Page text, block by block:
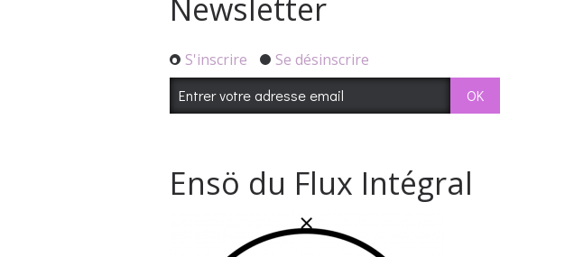
Newsletter
S'inscrire Se désinscrire
Ensö du Flux Intégral